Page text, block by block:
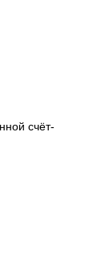
счёт-